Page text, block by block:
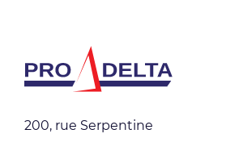
200, rue Serpentine